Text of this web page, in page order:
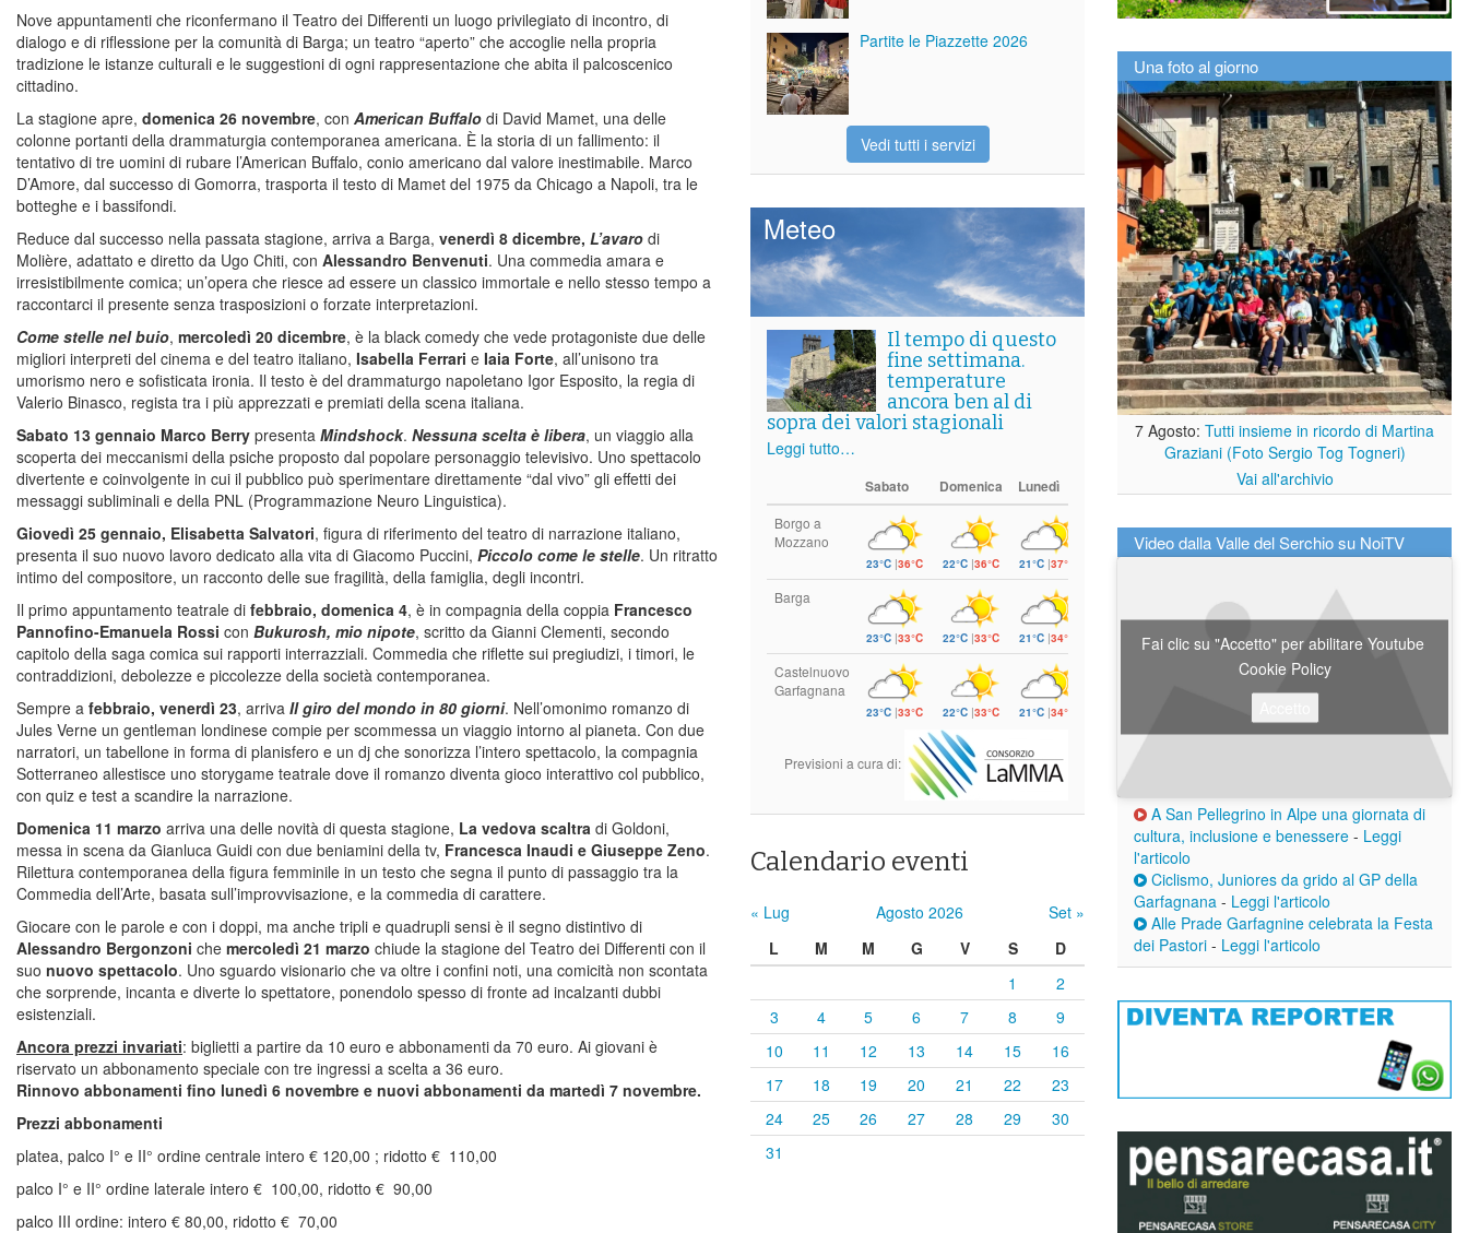
Nove appuntamenti che riconfermano il Teatro dei Differenti un luogo privilegiato di incontro, di
dialogo e di riflessione per la comunità di Barga; un teatro “aperto” che accoglie nella propria
tradizione le istanze culturali e le suggestioni di ogni rappresentazione che abita il palcoscenico
cittadino.
La stagione apre, domenica 26 novembre, con American Buffalo di David Mamet, una delle
colonne portanti della drammaturgia contemporanea americana. È la storia di un fallimento: il
tentativo di tre uomini di rubare l’American Buffalo, conio americano dal valore inestimabile. Marco
D’Amore, dal successo di Gomorra, trasporta il testo di Mamet del 1975 da Chicago a Napoli, tra le
botteghe e i bassifondi.
Reduce dal successo nella passata stagione, arriva a Barga, venerdì 8 dicembre, L’avaro di
Molière, adattato e diretto da Ugo Chiti, con Alessandro Benvenuti. Una commedia amara e
irresistibilmente comica; un’opera che riesce ad essere un classico immortale e nello stesso tempo a
raccontarci il presente senza trasposizioni o forzate interpretazioni.
Come stelle nel buio, mercoledì 20 dicembre, è la black comedy che vede protagoniste due delle
migliori interpreti del cinema e del teatro italiano, Isabella Ferrari e Iaia Forte, all’unisono tra
umorismo nero e sofisticata ironia. Il testo è del drammaturgo napoletano Igor Esposito, la regia di
Valerio Binasco, regista tra i più apprezzati e premiati della scena italiana.
Sabato 13 gennaio Marco Berry presenta Mindshock. Nessuna scelta è libera, un viaggio alla
scoperta dei meccanismi della psiche proposto dal popolare personaggio televisivo. Uno spettacolo
divertente e coinvolgente in cui il pubblico può sperimentare direttamente “dal vivo” gli effetti dei
messaggi subliminali e della PNL (Programmazione Neuro Linguistica).
Giovedì 25 gennaio, Elisabetta Salvatori, figura di riferimento del teatro di narrazione italiano,
presenta il suo nuovo lavoro dedicato alla vita di Giacomo Puccini, Piccolo come le stelle. Un ritratto
intimo del compositore, un racconto delle sue fragilità, della famiglia, degli incontri.
Il primo appuntamento teatrale di febbraio, domenica 4, è in compagnia della coppia Francesco
Pannofino-Emanuela Rossi con Bukurosh, mio nipote, scritto da Gianni Clementi, secondo
capitolo della saga comica sui rapporti interrazziali. Commedia che riflette sui pregiudizi, i timori, le
contraddizioni, debolezze e piccolezze della società contemporanea.
Sempre a febbraio, venerdì 23, arriva Il giro del mondo in 80 giorni. Nell’omonimo romanzo di
Jules Verne un gentleman londinese compie per scommessa un viaggio intorno al pianeta. Con due
narratori, un tabellone in forma di planisfero e un dj che sonorizza l’intero spettacolo, la compagnia
Sotterraneo allestisce uno storygame teatrale dove il romanzo diventa gioco interattivo col pubblico,
con quiz e test a scandire la narrazione.
Domenica 11 marzo arriva una delle novità di questa stagione, La vedova scaltra di Goldoni,
messa in scena da Gianluca Guidi con due beniamini della tv, Francesca Inaudi e Giuseppe Zeno.
Rilettura contemporanea della figura femminile in un testo che segna il punto di passaggio tra la
Commedia dell’Arte, basata sull’improvvisazione, e la commedia di carattere.
Giocare con le parole e con i doppi, ma anche tripli e quadrupli sensi è il segno distintivo di
Alessandro Bergonzoni che mercoledì 21 marzo chiude la stagione del Teatro dei Differenti con il
suo nuovo spettacolo. Uno sguardo visionario che va oltre i confini noti, una comicità non scontata
che sorprende, incanta e diverte lo spettatore, ponendolo spesso di fronte ad incalzanti dubbi
esistenziali.
Ancora prezzi invariati: biglietti a partire da 10 euro e abbonamenti da 70 euro. Ai giovani è
riservato un abbonamento speciale con tre ingressi a scelta a 36 euro.
Rinnovo abbonamenti fino lunedì 6 novembre e nuovi abbonamenti da martedì 7 novembre.
Prezzi abbonamenti
platea, palco I° e II° ordine centrale intero € 120,00 ; ridotto € 110,00
palco I° e II° ordine laterale intero € 100,00, ridotto € 90,00
palco III ordine: intero € 80,00, ridotto € 70,00
Partite le Piazzette 2026
Vedi tutti i servizi
Meteo
Il tempo di questo
fine settimana.
temperature
ancora ben al di
sopra dei valori stagionali
Leggi tutto…
Sabato Domenica Lunedì
Borgo a
Mozzano
23°C |36°C 22°C |36°C 21°C |37°C
Barga
23°C |33°C 22°C |33°C 21°C |34°C
Castelnuovo
Garfagnana
23°C |33°C 22°C |33°C 21°C |34°C
Previsioni a cura di:
Calendario eventi
« Lug Agosto 2026
Set »
L
M M G V S
D
1
2
3
4 5 6 7 8
9
10
11 12 13 14 15
16
17
18 19 20 21 22
23
24
25 26 27 28 29
30
31
Una foto al giorno
7 Agosto: Tutti insieme in ricordo di Martina
Graziani (Foto Sergio Tog Togneri)
Vai all'archivio
Video dalla Valle del Serchio su NoiTV
Fai clic su "Accetto" per abilitare Youtube
Cookie Policy
A San Pellegrino in Alpe una giornata di
cultura, inclusione e benessere - Leggi
l'articolo
Ciclismo, Juniores da grido al GP della
Garfagnana - Leggi l'articolo
Alle Prade Garfagnine celebrata la Festa
dei Pastori - Leggi l'articolo